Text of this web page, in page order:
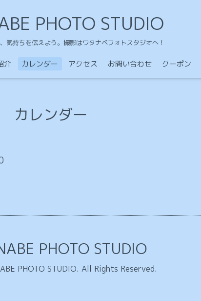
PHOTO STUDIO
気持ちを伝えよう。撮影はワタナベフォトスタジオへ！
介 カレンダー アクセス お問い合わせ クーポン
カレンダー
PHOTO STUDIO
PHOTO STUDIO. All Rights Reserved.